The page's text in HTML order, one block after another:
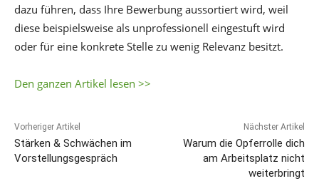
dazu führen, dass Ihre Bewerbung aussortiert wird, weil
diese beispielsweise als unprofessionell eingestuft wird
oder für eine konkrete Stelle zu wenig Relevanz besitzt.
Den ganzen Artikel lesen >>
Vorheriger Artikel
Stärken & Schwächen im
Vorstellungsgespräch
Nächster Artikel
Warum die Opferrolle dich
am Arbeitsplatz nicht
weiterbringt